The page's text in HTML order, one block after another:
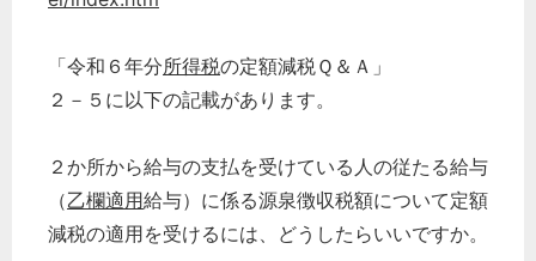
「令和６年分所得税の定額減税Ｑ＆Ａ」
２－５に以下の記載があります。
２か所から給与の支払を受けている人の従たる給与
（乙欄適用給与）に係る源泉徴収税額について定額
減税の適用を受けるには、どうしたらいいですか。